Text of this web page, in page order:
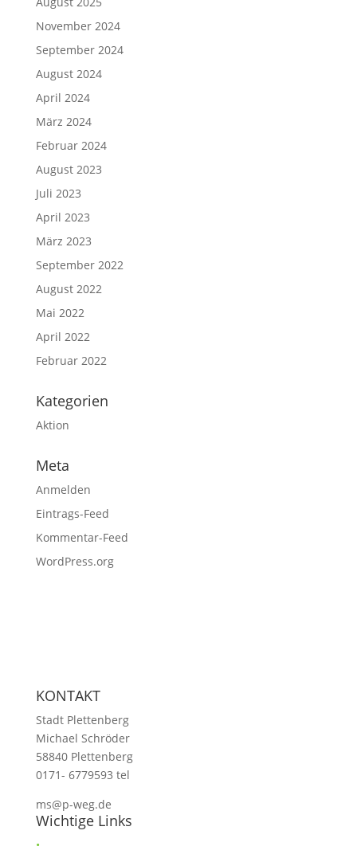
November 2024
September 2024
August 2024
April 2024
März 2024
Februar 2024
August 2023
Juli 2023
April 2023
März 2023
September 2022
August 2022
Mai 2022
April 2022
Februar 2022
Kategorien
Aktion
Meta
Anmelden
Eintrags-Feed
Kommentar-Feed
WordPress.org
KONTAKT
Stadt Plettenberg
Michael Schröder
58840 Plettenberg
0171- 6779593 tel
ms@p-weg.de
Wichtige Links
•